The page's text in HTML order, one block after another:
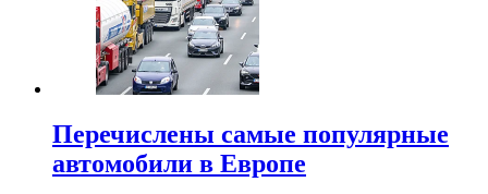
Перечислены самые популярные
автомобили в Европе